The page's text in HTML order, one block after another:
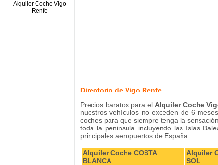
Alquiler Coche Vigo
Renfe
Directorio de Vigo Renfe
Precios baratos para el Alquiler Coche
nuestros vehículos no exceden de 6
coches para que siempre tenga la
toda la peninsula incluyendo las Islas
principales aeropuertos de España.
Alquiler Coche COSTA
BLANCA
Alquiler
SOL